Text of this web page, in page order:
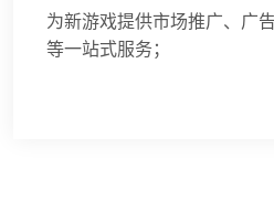
为新游戏提供市场推广、广
等一站式服务；